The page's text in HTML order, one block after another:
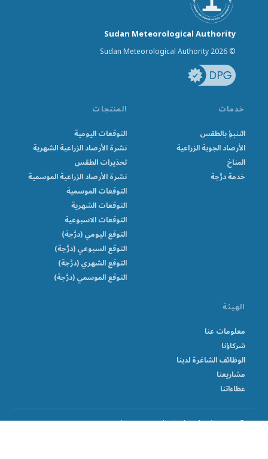
Sudan Meteorological Authority
© Sudan Meteorological Authority 2026
خدمات
التنبؤ بالطقس
الأرصاد الجوية الزراعية
المناخ
خدمة درَّجة
المنتجات
التوقعات اليومية
نشرة الأرصاد الزراعية الشهرية
تحذيرات الطقس
نشرة الأرصاد الزراعية الموسمية
التوقعات الموسمية
التوقعات الشهرية
التوقعات الاسبوعية
التوقع اليومي (درَّجة)
التوقع السبوعي (درَّجة)
التوقع الشهري (درَّجة)
التوقع الموسمي (درَّجة)
الهيئة
معلومات عنا
شركاؤنا
الوظائف الشاغرة لدينا
مشاريعنا
عطاءاتنا
© Sudan Meteorological Authority 2026